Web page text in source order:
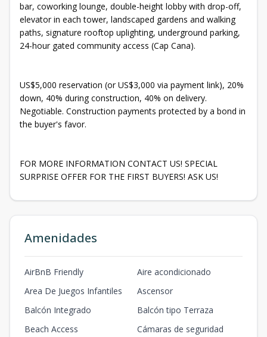
bar, coworking lounge, double-height lobby with drop-off,
elevator in each tower, landscaped gardens and walking
paths, signature rooftop uplighting, underground parking,
24-hour gated community access (Cap Cana).
US$5,000 reservation (or US$3,000 via payment link), 20%
down, 40% during construction, 40% on delivery.
Negotiable. Construction payments protected by a bond in
the buyer's favor.
FOR MORE INFORMATION CONTACT US! SPECIAL
SURPRISE OFFER FOR THE FIRST BUYERS! ASK US!
Amenidades
AirBnB Friendly
Aire acondicionado
Area De Juegos Infantiles
Ascensor
Balcón Integrado
Balcón tipo Terraza
Beach Access
Cámaras de seguridad